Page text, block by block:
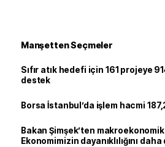
Manşetten Seçmeler
Sıfır atık hedefi için 161 projeye
destek
Borsa İstanbul’da işlem hacmi
Bakan Şimşek’ten
Ekonomimizin dayanıklılığını